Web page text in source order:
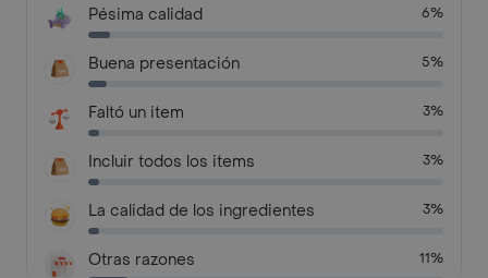
Pésima calidad 6%
Buena presentación 5%
Faltó un item 3%
Incluir todos los items 3%
La calidad de los ingredientes 3%
Otras razones 11%